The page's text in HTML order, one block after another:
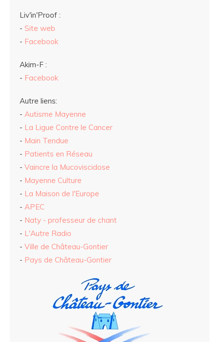
Liv'in'Proof :
- Site web
- Facebook
Akim-F :
- Facebook
Autre liens:
- Autisme Mayenne
- La Ligue Contre le Cancer
- Main Tendue
- Patients en Réseau
- Vaincre la Mucoviscidose
- Mayenne Culture
- La Maison de l'Europe
- APEC
- Naty - professeur de chant
- L'Autre Radio
- Ville de Château-Gontier
- Pays de Château-Gontier